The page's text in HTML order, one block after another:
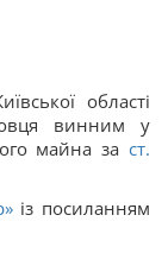
області
винним у
майна за ст.
із посиланням